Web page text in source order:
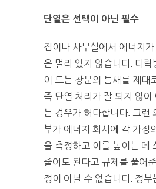
단열은 선택이 아닌 필수
집이나 사무실에서 에너지
은 멀리 있지 않습니다. 다락
이 드는 창문의 틈새를 제대
즉 단열 처리가 잘 되지 않아
는 경우가 허다합니다. 그런
부가 에너지 회사에 각 가정
을 측정하고 이를 높이는 데
줄여도 된다고 규제를 풀어
정이 아닐 수 없습니다. 정부